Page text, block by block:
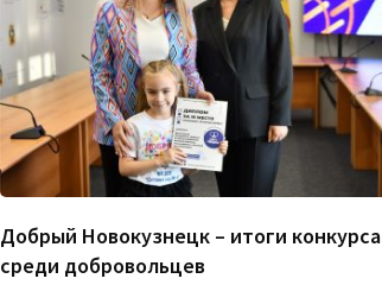
Добрый Новокузнецк – итоги конкурса
среди добровольцев